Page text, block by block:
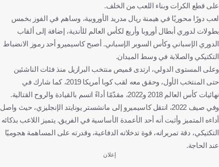
على قطع الكرات وبناء اللعب من الخلف.
لعب دورًا محوريًا في هيمنة ريال مدريد الأوروبية، وساهم في الفوز بخمس
بطولات لدوري أبطال أوروبا وأربع لكأس العالم للأندية، إضافة إلى ألقاب
الدوري الإسباني وكأس السوبر الإسباني. أصبح كاسيميرو أحد رموز الانضباط
التكتيكي والصلابة في وسط الميدان.
وعلى المستوى الدولي، ارتدى قميص منتخب البرازيل منذ فئات الناشئين
حتى المنتخب الأول، وحقق معه لقب كوبا أمريكا 2019، كما شارك في
نهائيات كأس العالم 2018 و2022، مقدّمًا أداءً اتسم بالقيادة والروح القتالية.
وفي صيف 2022، انتقل كاسيميرو إلى مانشستر يونايتد الإنجليزي، حيث واصل
أداءه المتميز وأثبت أنه أحد الأعمدة الأساسية في الفريق. يتميز اللاعب بذكائه
التكتيكي، دقة تمريراته، قوة تدخلاته الدفاعية، وقدرته على المساهمة هجوميًا
عند الحاجة.
إعلان